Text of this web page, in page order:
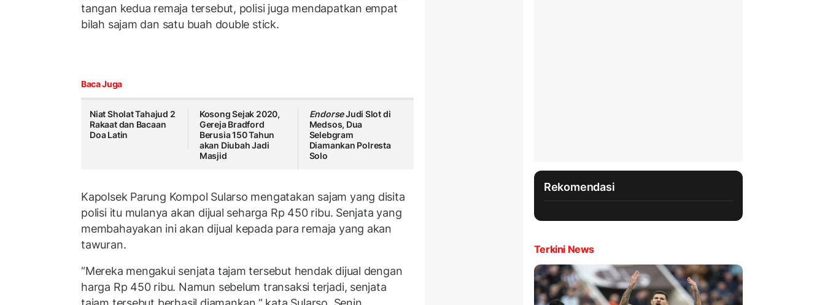
tangan kedua remaja tersebut, polisi juga mendapatkan empat
bilah sajam dan satu buah double stick.
Baca Juga
Niat Sholat Tahajud 2
Rakaat dan Bacaan
Doa Latin
Kosong Sejak 2020,
Gereja Bradford
Berusia 150 Tahun
akan Diubah Jadi
Masjid
EndorseJudi Slot di
Medsos, Dua
Selebgram
Diamankan Polresta
Solo
Kapolsek Parung Kompol Sularso mengatakan sajam yang disita
polisi itu mulanya akan dijual seharga Rp 450 ribu. Senjata yang
membahayakan ini akan dijual kepada para remaja yang akan
tawuran.
“Mereka mengakui senjata tajam tersebut hendak dijual dengan
harga Rp 450 ribu. Namun sebelum transaksi terjadi, senjata
Rekomendasi
Terkini News